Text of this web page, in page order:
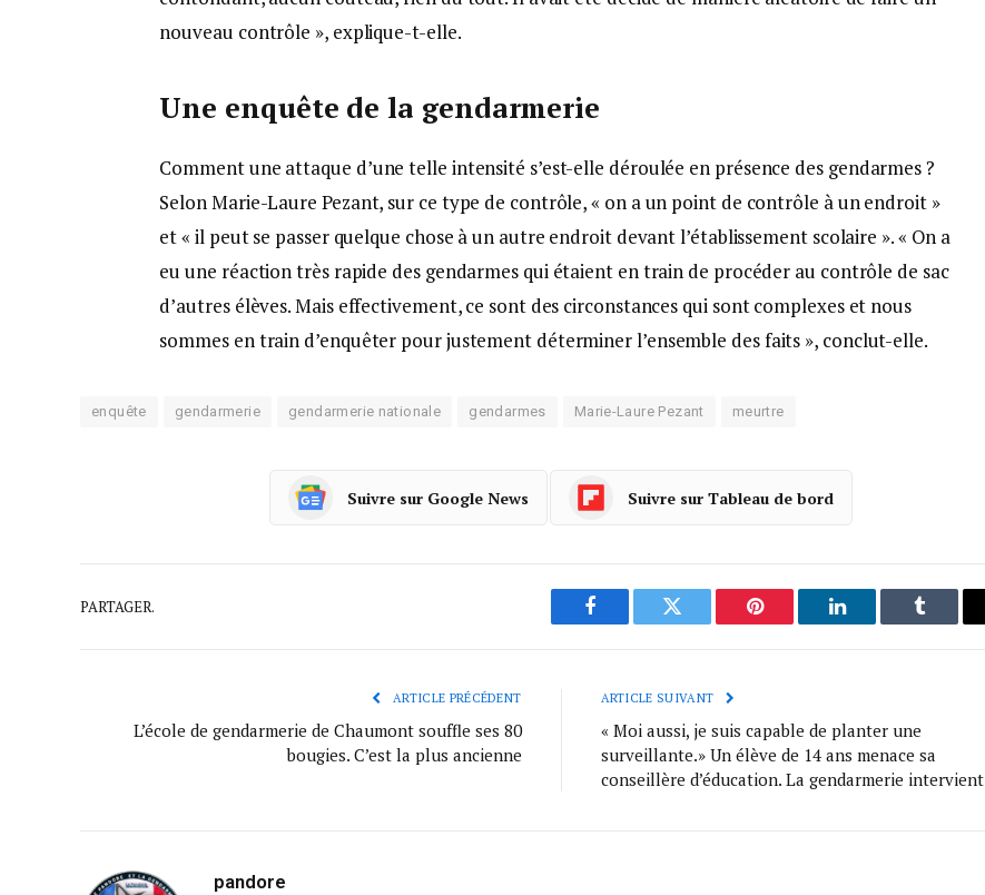
nouveau contrôle », explique-t-elle.
Une enquête de la gendarmerie
Comment une attaque d’une telle intensité s’est-elle déroulée en présence des gendarmes ?
Selon Marie-Laure Pezant, sur ce type de contrôle, « on a un point de contrôle à un endroit »
et « il peut se passer quelque chose à un autre endroit devant l’établissement scolaire ». « On a
eu une réaction très rapide des gendarmes qui étaient en train de procéder au contrôle de sac
d’autres élèves. Mais effectivement, ce sont des circonstances qui sont complexes et nous
sommes en train d’enquêter pour justement déterminer l’ensemble des faits », conclut-elle.
enquête gendarmerie gendarmerie nationale gendarmes Marie-Laure Pezant meurtre
Suivre sur Google News Suivre sur Tableau de bord
PARTAGER.
Facebook Twitter Pinterest LinkedIn Tumblr
ARTICLE PRÉCÉDENT
L’école de gendarmerie de Chaumont souffle ses 80
bougies. C’est la plus ancienne
ARTICLE SUIVANT
« Moi aussi, je suis capable de planter une
surveillante.» Un élève de 14 ans menace sa
conseillère d’éducation. La gendarmerie intervient
pandore